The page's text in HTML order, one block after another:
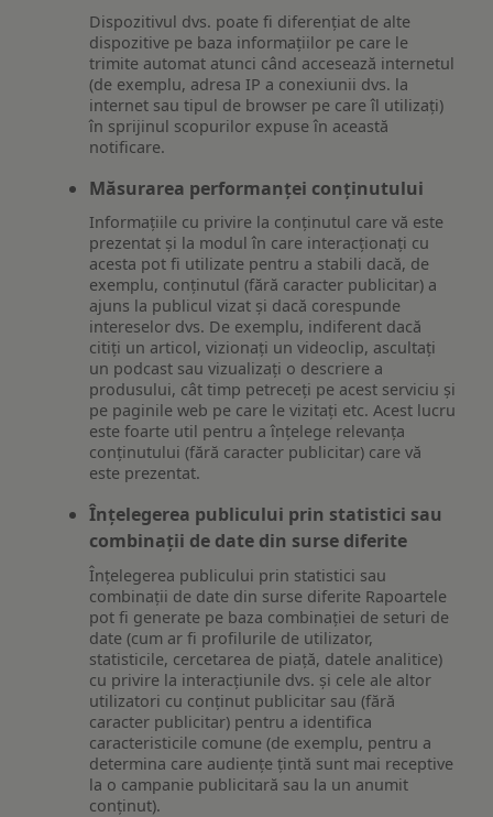
Dispozitivul dvs. poate fi diferențiat de alte
dispozitive pe baza informațiilor pe care le
trimite automat atunci când accesează internetul
(de exemplu, adresa IP a conexiunii dvs. la
internet sau tipul de browser pe care îl utilizați)
în sprijinul scopurilor expuse în această
notificare.
Măsurarea performanței conținutului
Informațiile cu privire la conținutul care vă este
prezentat și la modul în care interacționați cu
acesta pot fi utilizate pentru a stabili dacă, de
exemplu, conținutul (fără caracter publicitar) a
ajuns la publicul vizat și dacă corespunde
intereselor dvs. De exemplu, indiferent dacă
citiți un articol, vizionați un videoclip, ascultați
un podcast sau vizualizați o descriere a
produsului, cât timp petreceți pe acest serviciu și
pe paginile web pe care le vizitați etc. Acest lucru
este foarte util pentru a înțelege relevanța
conținutului (fără caracter publicitar) care vă
este prezentat.
Înțelegerea publicului prin statistici sau
combinații de date din surse diferite
Înțelegerea publicului prin statistici sau
combinații de date din surse diferite Rapoartele
pot fi generate pe baza combinației de seturi de
date (cum ar fi profilurile de utilizator,
statisticile, cercetarea de piață, datele analitice)
cu privire la interacțiunile dvs. și cele ale altor
utilizatori cu conținut publicitar sau (fără
caracter publicitar) pentru a identifica
caracteristicile comune (de exemplu, pentru a
determina care audiențe țintă sunt mai receptive
la o campanie publicitară sau la un anumit
conținut).